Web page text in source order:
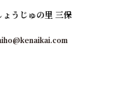
うじゅの里 三保